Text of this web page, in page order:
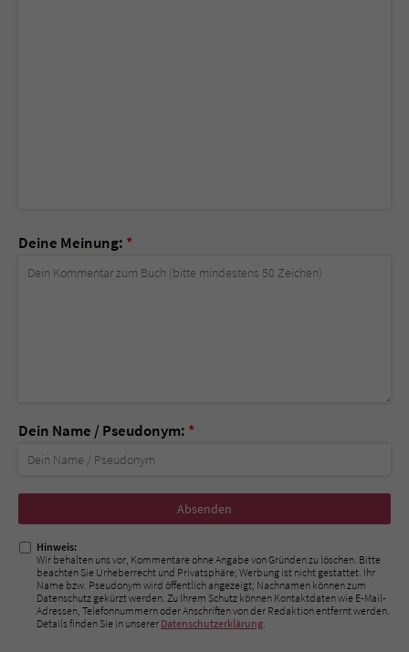
Deine Meinung: *
Dein Name / Pseudonym: *
Nicht
ausfüllen!
Hinweis:
Wir behalten uns vor, Kommentare ohne Angabe von Gründen zu löschen. Bitte
beachten Sie Urheberrecht und Privatsphäre; Werbung ist nicht gestattet. Ihr
Name bzw. Pseudonym wird öffentlich angezeigt; Nachnamen können zum
Datenschutz gekürzt werden. Zu Ihrem Schutz können Kontaktdaten wie E-Mail-
Adressen, Telefonnummern oder Anschriften von der Redaktion entfernt werden.
Details finden Sie in unserer Datenschutzerklärung.